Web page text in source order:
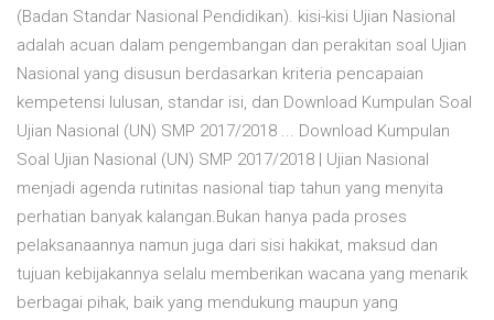
(Badan Standar Nasional Pendidikan). kisi-kisi Ujian Nasional
adalah acuan dalam pengembangan dan perakitan soal Ujian
Nasional yang disusun berdasarkan kriteria pencapaian
kempetensi lulusan, standar isi, dan Download Kumpulan Soal
Ujian Nasional (UN) SMP 2017/2018 ... Download Kumpulan
Soal Ujian Nasional (UN) SMP 2017/2018 | Ujian Nasional
menjadi agenda rutinitas nasional tiap tahun yang menyita
perhatian banyak kalangan.Bukan hanya pada proses
pelaksanaannya namun juga dari sisi hakikat, maksud dan
tujuan kebijakannya selalu memberikan wacana yang menarik
berbagai pihak, baik yang mendukung maupun yang